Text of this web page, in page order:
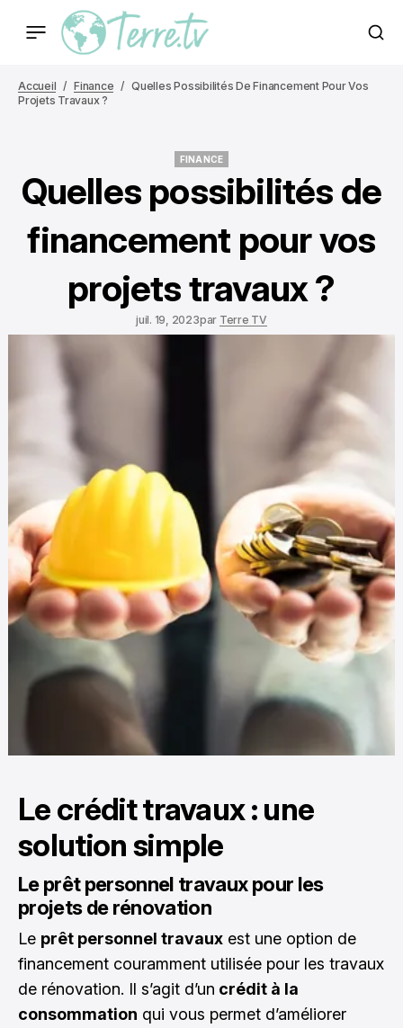
Accueil Finance
Quelles Possibilités De Financement Pour Vos
Projets Travaux ?
FINANCE
Quelles possibilités de
financement pour vos
projets travaux ?
juil. 19, 2023par Terre TV
Le crédit travaux : une
solution simple
Le prêt personnel travaux pour les
projets de rénovation
Le prêt personnel travaux est une option de
financement couramment utilisée pour les travaux
de rénovation. Il s’agit d’un crédit à la
consommation qui vous permet d’améliorer